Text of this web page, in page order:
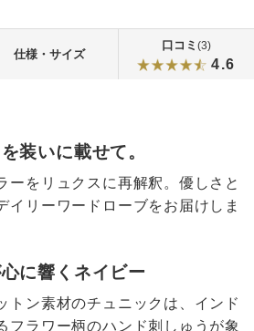
仕様・サイズ
口コミ (3)
4.6
装いに載せて。
ーをリュクスに再解釈。優しさと
イリーワードローブをお届けしま
に響くネイビー
トン素材のチュニックは、インド
フラワー柄のハンド刺しゅうが象